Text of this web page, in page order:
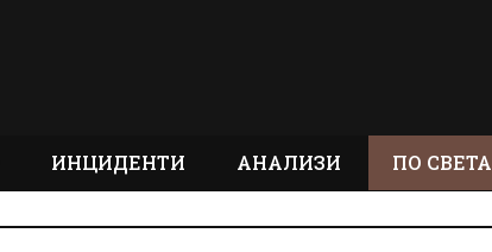
ИНЦИДЕНТИ АНАЛИЗИ ПО СВЕТА